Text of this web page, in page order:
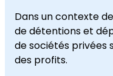
Dans un contexte
de détentions et
de sociétés privées
des profits.